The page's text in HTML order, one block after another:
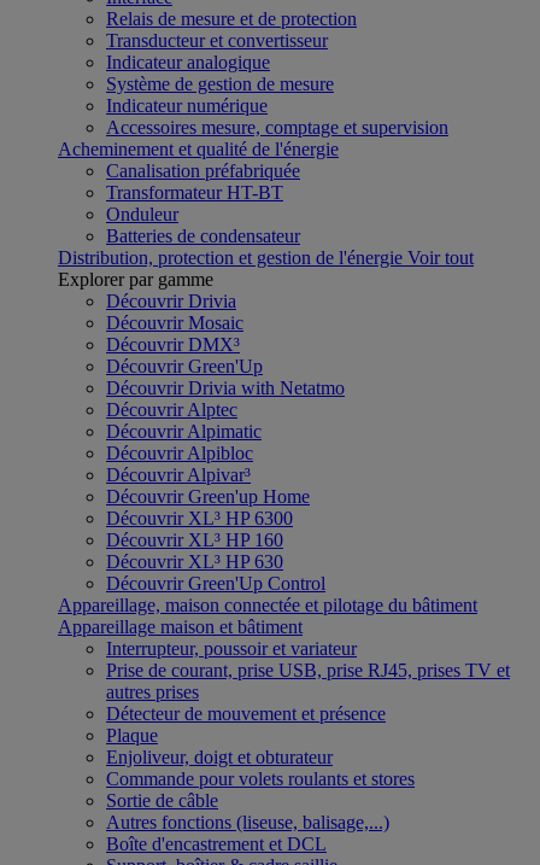
Relais de mesure et de protection
Transducteur et convertisseur
Indicateur analogique
Système de gestion de mesure
Indicateur numérique
Accessoires mesure, comptage et supervision
Acheminement et qualité de l'énergie
Canalisation préfabriquée
Transformateur HT-BT
Onduleur
Batteries de condensateur
Distribution, protection et gestion de l'énergie Voir tout
Explorer par gamme
Découvrir Drivia
Découvrir Mosaic
Découvrir DMX³
Découvrir Green'Up
Découvrir Drivia with Netatmo
Découvrir Alptec
Découvrir Alpimatic
Découvrir Alpibloc
Découvrir Alpivar³
Découvrir Green'up Home
Découvrir XL³ HP 6300
Découvrir XL³ HP 160
Découvrir XL³ HP 630
Découvrir Green'Up Control
Appareillage, maison connectée et pilotage du bâtiment
Appareillage maison et bâtiment
Interrupteur, poussoir et variateur
Prise de courant, prise USB, prise RJ45, prises TV et
autres prises
Détecteur de mouvement et présence
Plaque
Enjoliveur, doigt et obturateur
Commande pour volets roulants et stores
Sortie de câble
Autres fonctions (liseuse, balisage,...)
Boîte d'encastrement et DCL